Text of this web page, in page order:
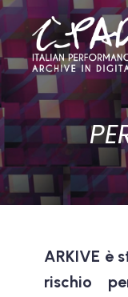
ARKIVE è
rischio